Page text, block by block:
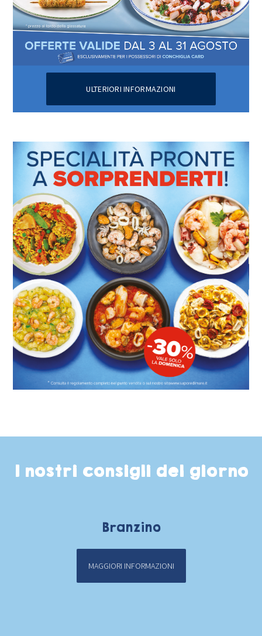
ULTERIORI INFORMAZIONI
I nostri consigli del giorno
Branzino
MAGGIORI INFORMAZIONI